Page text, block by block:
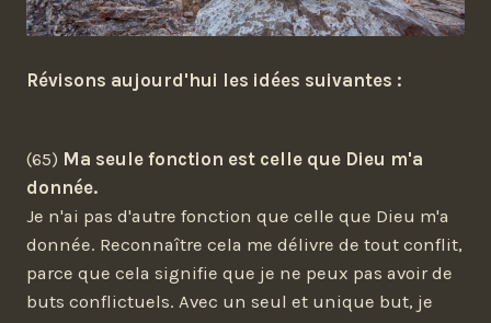
Révisons aujourd'hui les idées suivantes :
(65) Ma seule fonction est celle que Dieu m'a
donnée.
Je n'ai pas d'autre fonction que celle que Dieu m'a
donnée. Reconnaître cela me délivre de tout conflit,
parce que cela signifie que je ne peux pas avoir de
buts conflictuels. Avec un seul et unique but, je